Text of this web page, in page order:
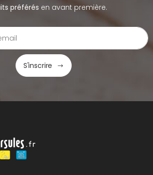
préférés en avant première.
S'inscrire